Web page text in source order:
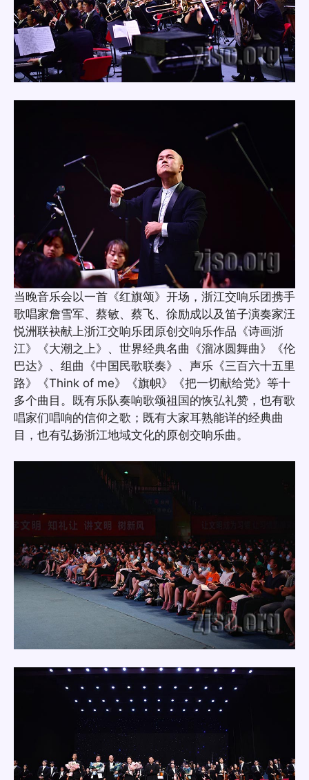
当晚音乐会以一首《红旗颂》开场，浙江交响乐团携手
歌唱家詹雪军、蔡敏、蔡飞、徐励成以及笛子演奏家汪
悦洲联袂献上浙江交响乐团原创交响乐作品《诗画浙
江》《大潮之上》、世界经典名曲《溜冰圆舞曲》《伦
巴达》、组曲《中国民歌联奏》、声乐《三百六十五里
路》《Think of me》《旗帜》《把一切献给党》等十
多个曲目。既有乐队奏响歌颂祖国的恢弘礼赞，也有歌
唱家们唱响的信仰之歌；既有大家耳熟能详的经典曲
目，也有弘扬浙江地域文化的原创交响乐曲。